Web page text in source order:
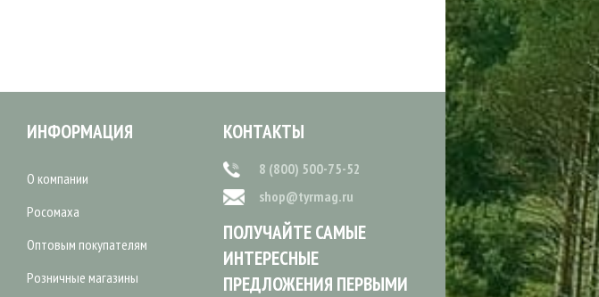
ИНФОРМАЦИЯ
О компании
Росомаха
Оптовым покупателям
Розничные магазины
КОНТАКТЫ
8 (800) 500-75-52
shop@tyrmag.ru
ПОЛУЧАЙТЕ САМЫЕ
ИНТЕРЕСНЫЕ
ПРЕДЛОЖЕНИЯ ПЕРВЫМИ